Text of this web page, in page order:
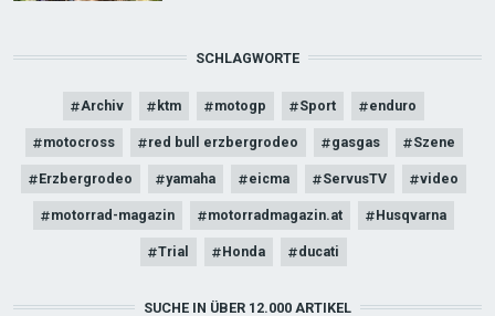
SCHLAGWORTE
Archiv ktm motogp Sport enduro
motocross red bull erzbergrodeo gasgas Szene
Erzbergrodeo yamaha eicma ServusTV video
motorrad-magazin motorradmagazin.at Husqvarna
Trial Honda ducati
SUCHE IN ÜBER 12.000 ARTIKEL